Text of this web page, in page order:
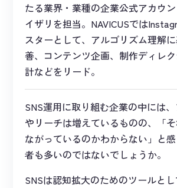
たる業界・業種の企業公式アカウ
イザリを担当。NAVICUSでは
スターとして、アルゴリズム理解
善、コンテンツ企画、制作ディレ
計などをリード。
SNS運用に取り組む企業の中には
やリーチは増えているものの、「
ながっているのかわからない」と
者も多いのではないでしょうか。
SNSは認知拡大のためのツールと